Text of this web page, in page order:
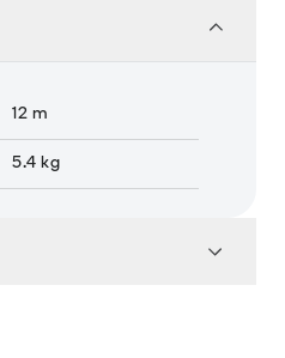
12 m
5.4 kg